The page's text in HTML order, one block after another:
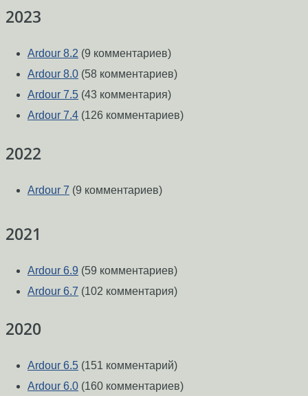
2023
Ardour 8.2 (9 комментариев)
Ardour 8.0 (58 комментариев)
Ardour 7.5 (43 комментария)
Ardour 7.4 (126 комментариев)
2022
Ardour 7 (9 комментариев)
2021
Ardour 6.9 (59 комментариев)
Ardour 6.7 (102 комментария)
2020
Ardour 6.5 (151 комментарий)
Ardour 6.0 (160 комментариев)